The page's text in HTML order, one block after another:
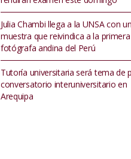
Julia Chambi llega a la UNSA con
muestra que reivindica a la primera
fotógrafa andina del Perú
Tutoría universitaria será tema de
conversatorio interuniversitario en
Arequipa